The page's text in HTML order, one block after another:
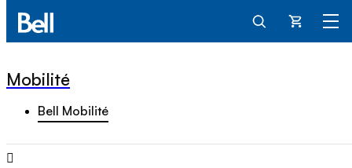
Panier
Mobilité
Bell Mobilité